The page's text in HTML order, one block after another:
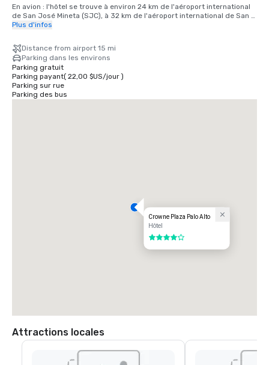
En avion : l'hôtel se trouve à environ 24 km de l'aéroport international
de San José Mineta (SJC), à 32 km de l'aéroport international de San
Francisco (SFO) et à 40 km de l'aéroport international d'Oakland (OAK).
voitures de location.
En voiture : idéalement situé juste à côté de l'autoroute 101, l'hôtel est
facilement accessible depuis les principales autoroutes de la région
de la baie de San Francisco, notamment l'Interstate 280. Un parking
est disponible sur place pour les clients.
Plus d'infos
Distance from airport 15 mi
Parking dans les environs
Parking gratuit
Parking payant( 22,00 $US/jour)
Parking sur rue
Parking des bus
Crowne Plaza Palo Alto
Hôtel
4 sur 5
Attractions locales